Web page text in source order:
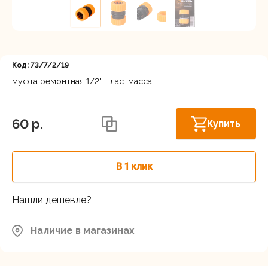
Код: 73/7/2/19
муфта ремонтная 1/2", пластмасса
60 p. Купить
В 1 клик
Нашли дешевле?
Наличие в магазинах